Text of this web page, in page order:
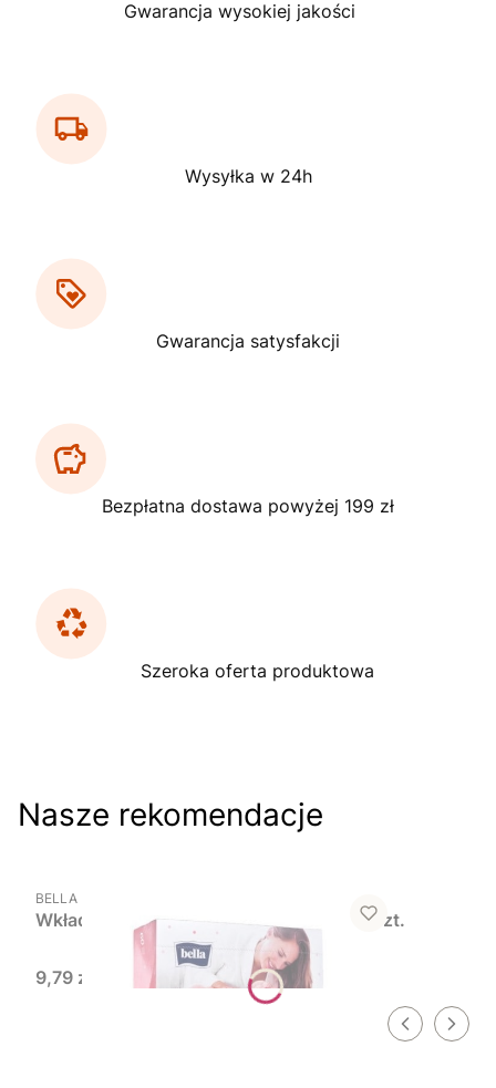
Gwarancja wysokiej jakości
Wysyłka w 24h
Gwarancja satysfakcji
Bezpłatna dostawa powyżej 199 zł
Szeroka oferta produktowa
Nasze rekomendacje
PRODUCENT
BELLA
Wkładki laktacyjne BELLA MAMMA. 60 szt.
Cena
9,79 zł